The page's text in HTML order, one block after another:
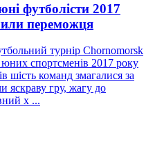
футболісти 2017
переможця
турнір Chornomorsk
спортсменів 2017 року
шість команд змагалися за
яскраву гру, жагу до
х ...